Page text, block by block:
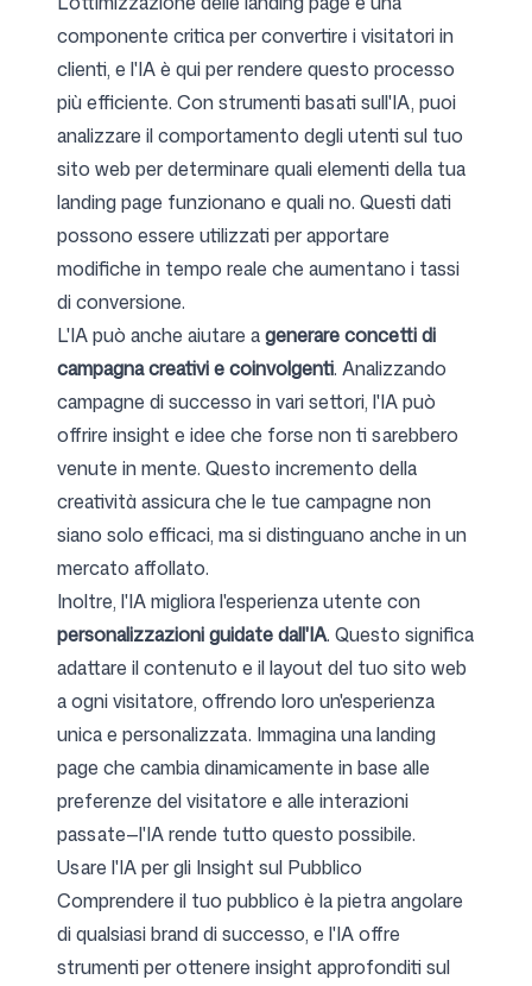
componente critica per convertire i visitatori in
clienti, e l'IA è qui per rendere questo processo
più efficiente. Con strumenti basati sull'IA, puoi
analizzare il comportamento degli utenti sul tuo
sito web per determinare quali elementi della tua
landing page funzionano e quali no. Questi dati
possono essere utilizzati per apportare
modifiche in tempo reale che aumentano i tassi
di conversione.
L'IA può anche aiutare agenerare concetti di
campagna creativi e coinvolgenti. Analizzando
campagne di successo in vari settori, l'IA può
offrire insight e idee che forse non ti sarebbero
venute in mente. Questo incremento della
creatività assicura che le tue campagne non
siano solo efficaci, ma si distinguano anche in un
mercato affollato.
Inoltre, l'IA migliora l'esperienza utente con
personalizzazioni guidate dall'IA. Questo significa
adattare il contenuto e il layout del tuo sito web
a ogni visitatore, offrendo loro un'esperienza
unica e personalizzata. Immagina una landing
page che cambia dinamicamente in base alle
preferenze del visitatore e alle interazioni
passate—l'IA rende tutto questo possibile.
Usare l'IA per gli Insight sul Pubblico
Comprendere il tuo pubblico è la pietra angolare
di qualsiasi brand di successo, e l'IA offre
strumenti per ottenere insight approfonditi sul